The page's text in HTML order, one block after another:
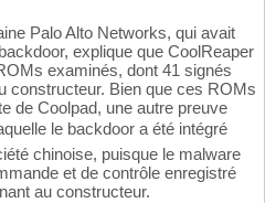
Palo Alto Networks, qui avait
explique que CoolReaper
examinés, dont 41 signés
constructeur. Bien que ces ROMs
de Coolpad, une autre preuve
le backdoor a été intégré
chinoise, puisque le malware
et de contrôle enregistré
au constructeur.